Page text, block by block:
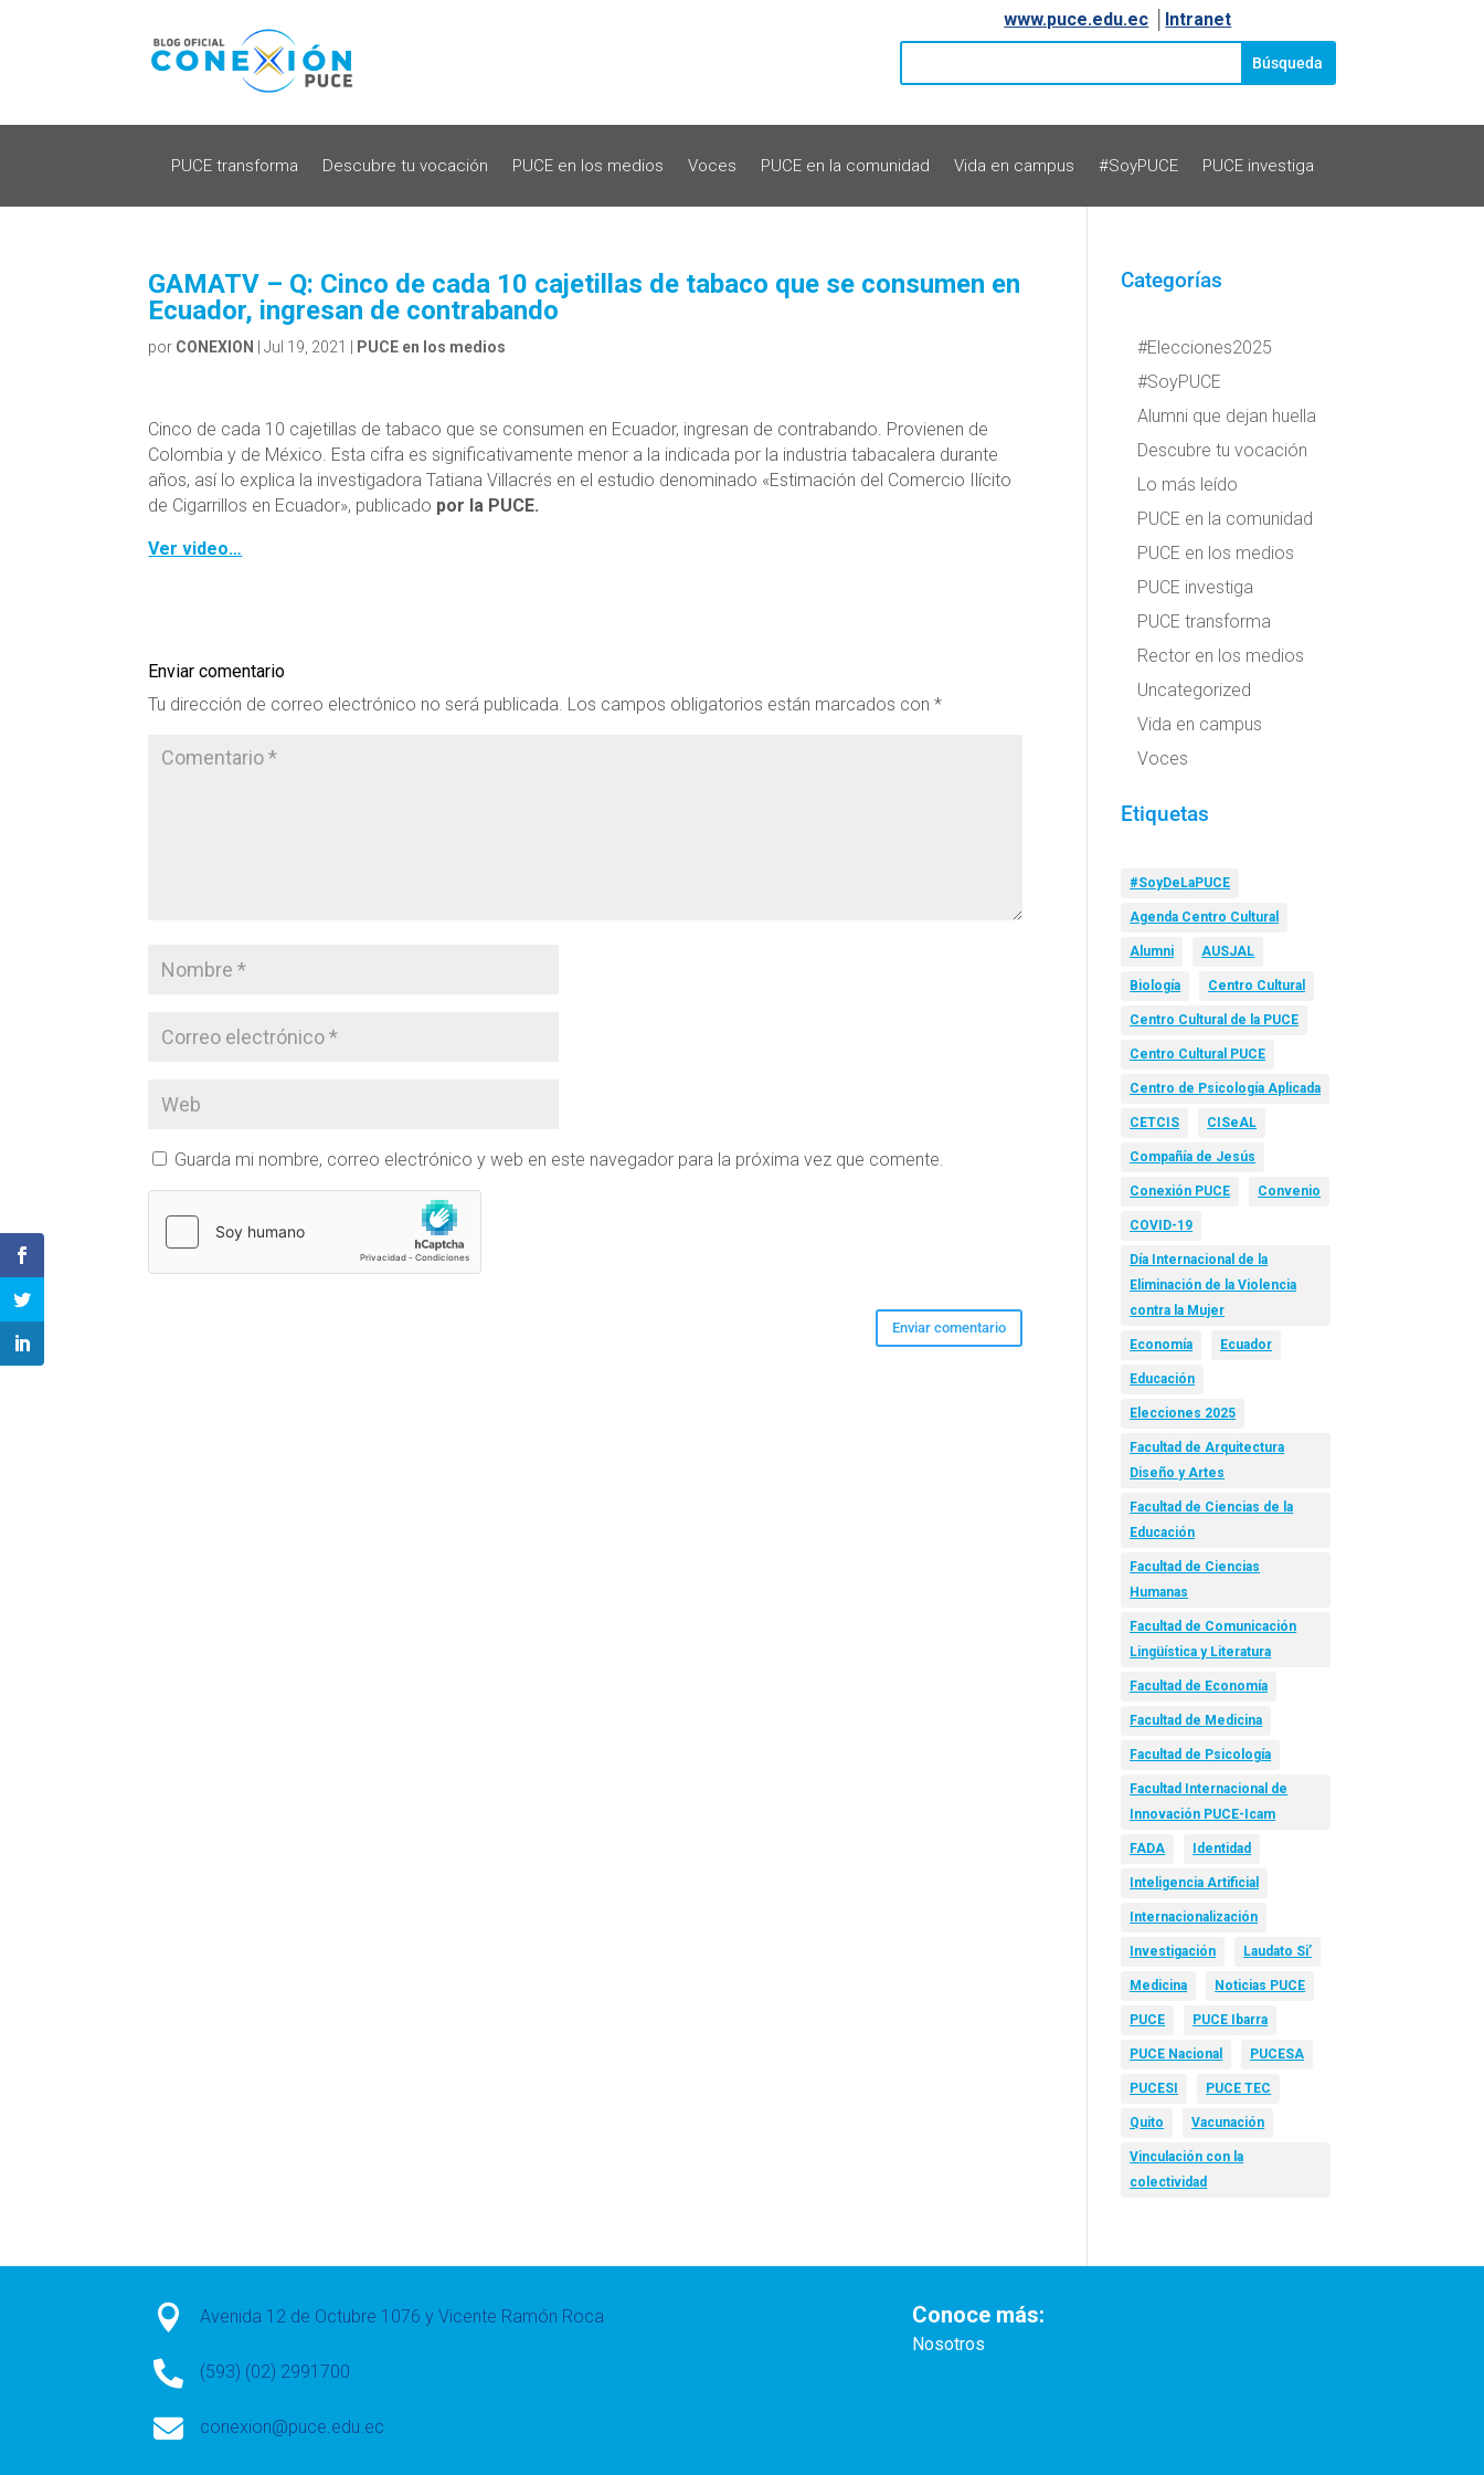
www.puce.edu.ec Intranet
PUCE transforma Descubre tu vocación PUCE en los medios Voces PUCE en la comunidad Vida en campus #SoyPUCE PUCE investiga
GAMATV – Q: Cinco de cada 10 cajetillas de tabaco que se consumen en
Ecuador, ingresan de contrabando
por CONEXION |Jul 19, 2021 PUCE en los medios
Cinco de cada 10 cajetillas de tabaco que se consumen en Ecuador, ingresan de contrabando. Provienen de
Colombia y de México. Esta cifra es significativamente menor a la indicada por la industria tabacalera durante
años, así lo explica la investigadora Tatiana Villacrés en el estudio denominado «Estimación del Comercio Ilícito
de Cigarrillos en Ecuador», publicado por la PUCE.
Ver video…
Enviar comentario
Tu dirección de correo electrónico no será publicada. Los campos obligatorios están marcados con*
Guarda mi nombre, correo electrónico y web en este navegador para la próxima vez que comente.
Categorías
#Elecciones2025
#SoyPUCE
Alumni que dejan huella
Descubre tu vocación
Lo más leído
PUCE en la comunidad
PUCE en los medios
PUCE investiga
PUCE transforma
Rector en los medios
Uncategorized
Vida en campus
Voces
Etiquetas
#SoyDeLaPUCE
Agenda Centro Cultural
Alumni AUSJAL
Biología Centro Cultural
Centro Cultural de la PUCE
Centro Cultural PUCE
Centro de Psicología Aplicada
CETCIS CISeAL
Compañía de Jesús
Conexión PUCE Convenio
COVID-19
Día Internacional de la
Eliminación de la Violencia
contra la Mujer
Economía Ecuador
Educación
Elecciones 2025
Facultad de Arquitectura
Diseño y Artes
Facultad de Ciencias de la
Educación
Facultad de Ciencias
Humanas
Facultad de Comunicación
Lingüística y Literatura
Facultad de Economía
Facultad de Medicina
Facultad de Psicología
Facultad Internacional de
Innovación PUCE-Icam
FADA Identidad
Inteligencia Artificial
Internacionalización
Investigación Laudato Si’
Medicina Noticias PUCE
PUCE PUCE Ibarra
PUCE Nacional PUCESA
PUCESI PUCE TEC
Quito Vacunación
Vinculación con la
colectividad
 Avenida 12 de Octubre 1076 y Vicente Ramón Roca
 (593) (02) 2991700
 conexion@puce.edu.ec
Conoce más:
Nosotros